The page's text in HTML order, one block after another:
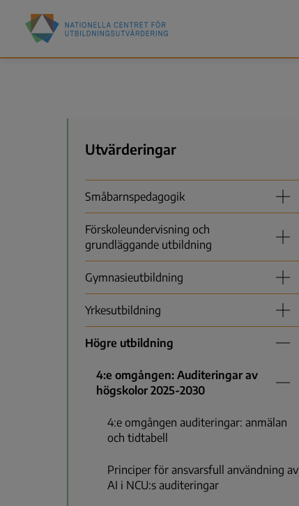
huvudinnehåll
Nationella
centret
Meny
Utvärderingar
Småbarnspedagogik
Förskoleundervisning och
grundläggande utbildning
Gymnasieutbildning
Yrkesutbildning
Högre utbildning
4:e omgången: Auditeringar av
högskolor 2025-2030
4:e omgången auditeringar: anmälan
och tidtabell
Principer för ansvarsfull användning av
AI i NCU:s auditeringar